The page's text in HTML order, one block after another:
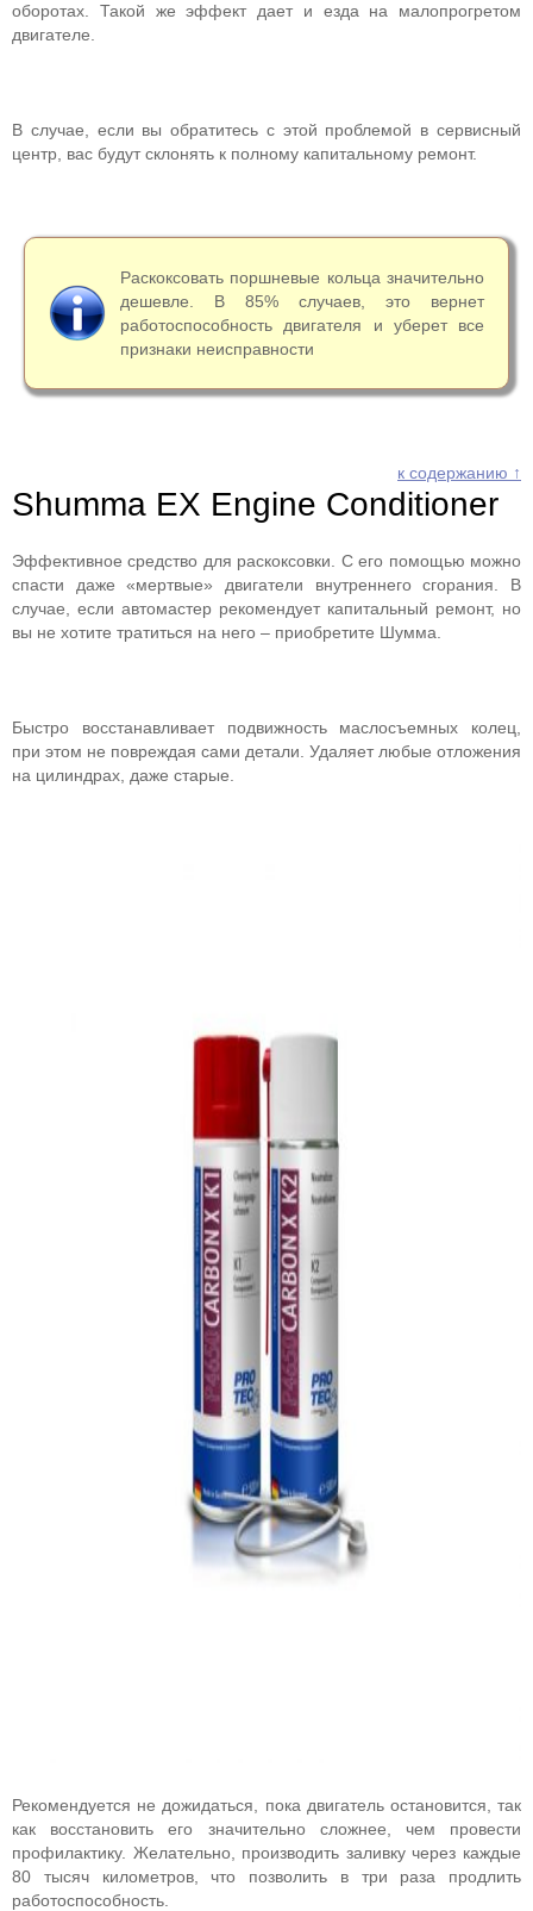
оборотах. Такой же эффект дает и езда на малопрогретом
двигателе.
В случае, если вы обратитесь с этой проблемой в сервисный
центр, вас будут склонять к полному капитальному ремонт.
Раскоксовать поршневые кольца значительно
дешевле. В 85% случаев, это вернет
работоспособность двигателя и уберет все
признаки неисправности
к содержанию ↑
Shumma EX Engine Conditioner
Эффективное средство для раскоксовки. С его помощью можно
спасти даже «мертвые» двигатели внутреннего сгорания. В
случае, если автомастер рекомендует капитальный ремонт, но
вы не хотите тратиться на него – приобретите Шумма.
Быстро восстанавливает подвижность маслосъемных колец,
при этом не повреждая сами детали. Удаляет любые отложения
на цилиндрах, даже старые.
Рекомендуется не дожидаться, пока двигатель остановится, так
как восстановить его значительно сложнее, чем провести
профилактику. Желательно, производить заливку через каждые
80 тысяч километров, что позволить в три раза продлить
работоспособность.